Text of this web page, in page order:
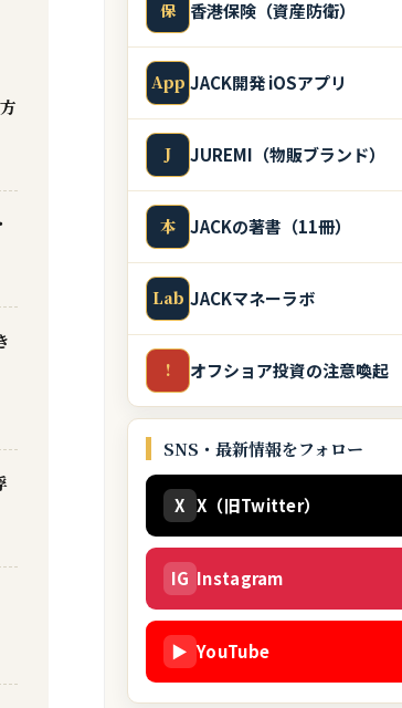
保 香港保険（資産防衛）
App JACK開発 iOSアプリ
J JUREMI（物販ブランド）
本 JACKの著書（11冊）
Lab JACKマネーラボ
! オフショア投資の注意喚起
SNS・最新情報をフォロー
X X（旧Twitter）
IG Instagram
▶ YouTube